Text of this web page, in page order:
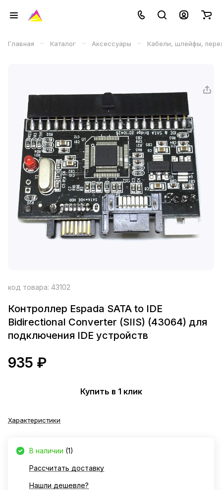
Главная – Каталог – Аксессуары – Кабели, шлейфы,
код товара: 43102
Контроллер Espada SATA to IDE
Bidirectional Converter (SIIS) (43064) для
подключения IDE устройств
935 ₽
Купить в 1 клик
Характеристики
В наличии (1)
Рассчитать доставку
Нашли дешевле?